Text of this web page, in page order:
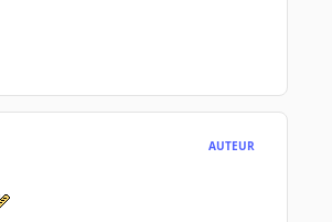
AUTEUR